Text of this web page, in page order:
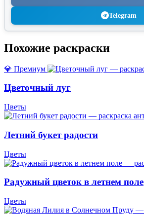
Telegram
Похожие раскраски
💎 Премиум
Цветочный луг
Цветы
Летний букет радости
Цветы
Радужный цветок в летнем поле
Цветы